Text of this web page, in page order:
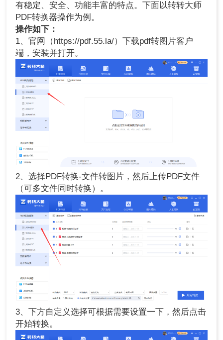
有稳定、安全、功能丰富的特点。下面以转转大师
PDF转换器操作为例。
操作如下：
1、官网（https://pdf.55.la/）下载pdf转图片客户
端，安装并打开。
2、选择PDF转换-文件转图片，然后上传PDF文件
（可多文件同时转换）。
3、下方自定义选择可根据需要设置一下，然后点击
开始转换。